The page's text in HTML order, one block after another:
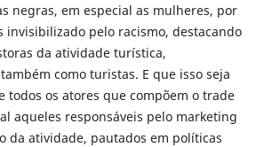
negras, em especial as mulheres, por
invisibilizado pelo racismo, destacando
da atividade turística,
como turistas. E que isso seja
todos os atores que compõem o trade
aqueles responsáveis pelo marketing
da atividade, pautados em políticas